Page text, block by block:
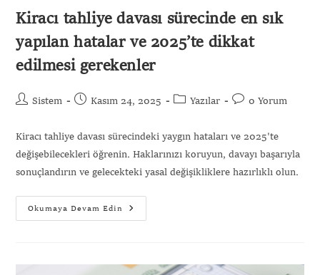
Kiracı tahliye davası sürecinde en sık
yapılan hatalar ve 2025’te dikkat
edilmesi gerekenler
Sistem Kasım 24, 2025 Yazılar 0 Yorum
Kiracı tahliye davası sürecindeki yaygın hataları ve 2025'te
değişebilecekleri öğrenin. Haklarınızı koruyun, davayı başarıyla
sonuçlandırın ve gelecekteki yasal değişikliklere hazırlıklı olun.
Okumaya Devam Edin